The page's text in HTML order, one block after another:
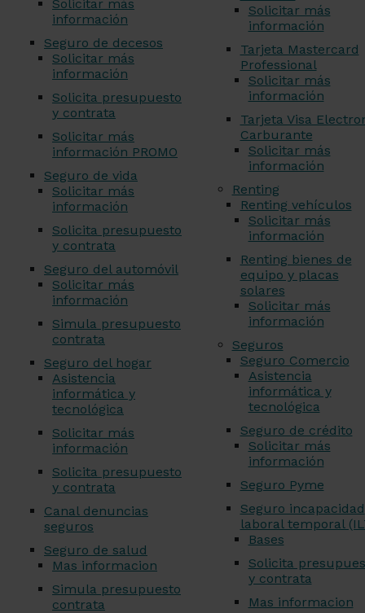
Solicitar más
información
Seguro de decesos
Solicitar más
información
Solicita presupuesto
y contrata
Solicitar más
información PROMO
Seguro de vida
Solicitar más
información
Solicita presupuesto
y contrata
Seguro del automóvil
Solicitar más
información
Simula presupuesto
contrata
Seguro del hogar
Asistencia
informática y
tecnológica
Solicitar más
información
Solicita presupuesto
y contrata
Canal denuncias
seguros
Seguro de salud
Mas informacion
Simula presupuesto
contrata
Solicitar más
información
Tarjeta Mastercard
Professional
Solicitar más
información
Tarjeta Visa
Carburante
Solicitar más
información
Renting
Renting vehículos
Solicitar más
información
Renting bienes de
equipo y placas
solares
Solicitar más
información
Seguros
Seguro Comercio
Asistencia
informática y
tecnológica
Seguro de crédito
Solicitar más
información
Seguro Pyme
Seguro incapacidad
laboral temporal
Bases
Solicita
y contrata
Mas informacion